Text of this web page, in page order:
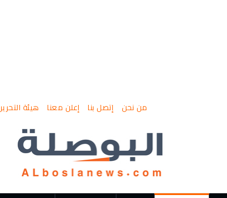
من نحن إتصل بنا إعلن معنا هيئة التحرير